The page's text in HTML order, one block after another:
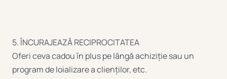
5. ÎNCURAJEAZĂ RECIPROCITATEA
Oferi ceva cadou în plus pe lângă achiziție sau un
program de loializare a clienților, etc.